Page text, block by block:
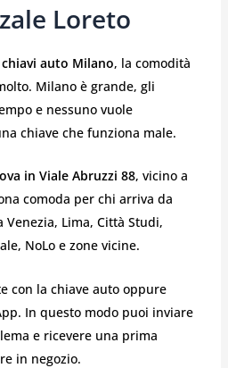
Loreto
auto Milano, la comodità
Milano è grande, gli
e nessuno vuole
chiave che funziona male.
in Viale Abruzzi 88, vicino a
comoda per chi arriva da
Venezia, Lima, Città Studi,
NoLo e zone vicine.
con la chiave auto oppure
In questo modo puoi inviare
e ricevere una prima
in negozio.